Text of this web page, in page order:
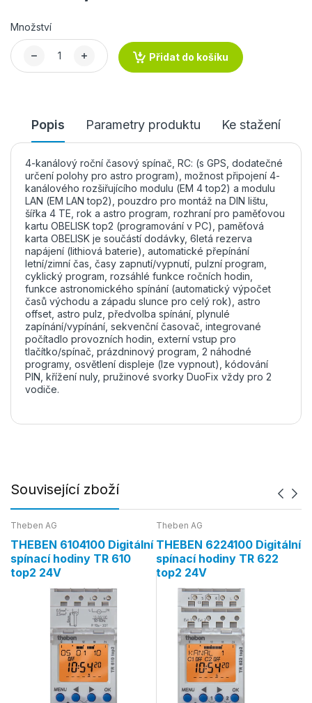
Množství
Přidat do košíku
Popis Parametry produktu Ke stažení
4-kanálový roční časový spínač, RC: (s GPS, dodatečné
určení polohy pro astro program), možnost připojení 4-
kanálového rozšiřujícího modulu (EM 4 top2) a modulu
LAN (EM LAN top2), pouzdro pro montáž na DIN lištu,
šířka 4 TE, rok a astro program, rozhraní pro paměťovou
kartu OBELISK top2 (programování v PC), paměťová
karta OBELISK je součástí dodávky, 6letá rezerva
napájení (lithiová baterie), automatické přepínání
letní/zimní čas, časy zapnutí/vypnutí, pulzní program,
cyklický program, rozsáhlé funkce ročních hodin,
funkce astronomického spínání (automatický výpočet
časů východu a západu slunce pro celý rok), astro
offset, astro pulz, předvolba spínání, plynulé
zapínání/vypínání, sekvenční časovač, integrované
počítadlo provozních hodin, externí vstup pro
tlačítko/spínač, prázdninový program, 2 náhodné
programy, osvětlení displeje (lze vypnout), kódování
PIN, křížení nuly, pružinové svorky DuoFix vždy pro 2
vodiče.
Související zboží
Theben AG
THEBEN 6104100 Digitální
spínací hodiny TR 610
top2 24V
Theben AG
THEBEN 6224100 Digitální
spínací hodiny TR 622
top2 24V